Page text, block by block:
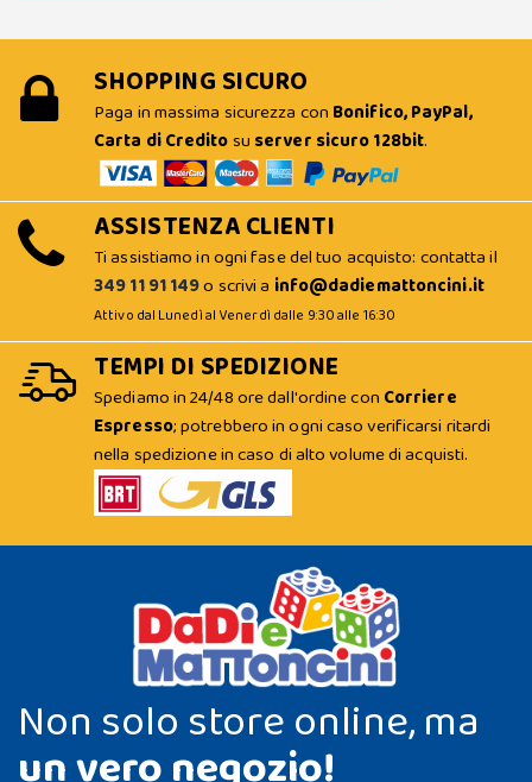
SHOPPING SICURO
Paga in massima sicurezza con Bonifico, PayPal,
Carta di Creditosu server sicuro 128bit.
ASSISTENZA CLIENTI
Ti assistiamo in ogni fase del tuo acquisto: contatta il
349 11 91 149o scrivi a info@dadiemattoncini.it
Attivo dal Lunedì al Venerdì dalle 9:30 alle 16:30
TEMPI DI SPEDIZIONE
Spediamo in 24/48 ore dall'ordine con Corriere
Espresso; potrebbero in ogni caso verificarsi ritardi
nella spedizione in caso di alto volume di acquisti.
Non solo store online, ma